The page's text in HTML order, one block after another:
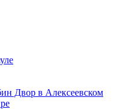
Двор в Алексеевском